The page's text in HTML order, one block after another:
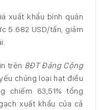
xuất khẩu bình quân
5.682 USD/tấn, giảm
trên BĐT Đảng Cộng
chủng loại hạt điều
chiếm 63,51% tổng
xuất khẩu của cả